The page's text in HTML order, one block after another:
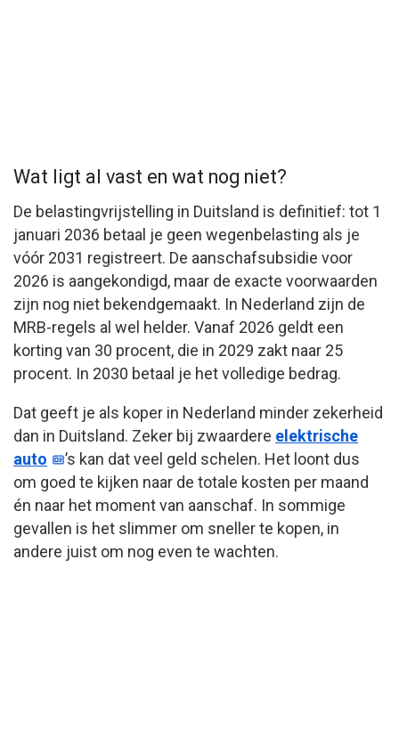
Wat ligt al vast en wat nog niet?
De belastingvrijstelling in Duitsland is definitief: tot 1
januari 2036 betaal je geen wegenbelasting als je
vóór 2031 registreert. De aanschafsubsidie voor
2026 is aangekondigd, maar de exacte voorwaarden
zijn nog niet bekendgemaakt. In Nederland zijn de
MRB-regels al wel helder. Vanaf 2026 geldt een
korting van 30 procent, die in 2029 zakt naar 25
procent. In 2030 betaal je het volledige bedrag.
Dat geeft je als koper in Nederland minder zekerheid
dan in Duitsland. Zeker bij zwaardere elektrische
auto
’s kan dat veel geld schelen. Het loont dus
om goed te kijken naar de totale kosten per maand
én naar het moment van aanschaf. In sommige
gevallen is het slimmer om sneller te kopen, in
andere juist om nog even te wachten.